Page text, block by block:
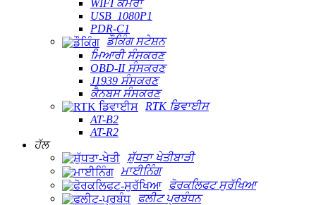
WIFI ਕੈਮਰਾ
USB_1080P1
PDR-C1
ਡੌਕਿੰਗ ਸਟੇਸ਼ਨ
ਮਿਆਰੀ ਸੰਸਕਰਣ
OBD-II ਸੰਸਕਰਣ
J1939 ਸੰਸਕਰਣ
ਕੈਨਬਸ ਸੰਸਕਰਣ
RTK ਡਿਵਾਈਸ
AT-B2
AT-R2
ਹੱਲ
ਸ਼ੁੱਧਤਾ ਖੇਤੀਬਾੜੀ
ਮਾਈਨਿੰਗ
ਫੋਰਕਲਿਫਟ ਸੁਰੱਖਿਆ
ਫਲੀਟ ਪ੍ਰਬੰਧਨ